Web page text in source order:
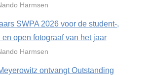
Harmsen
SWPA 2026 voor de student-,
en open fotograaf van het jaar
Harmsen
ontvangt Outstanding